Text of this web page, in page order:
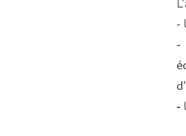
-
-
-